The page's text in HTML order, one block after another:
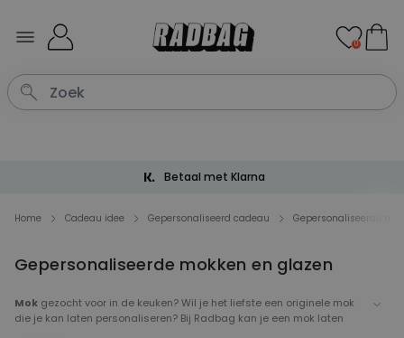
0
Betaal met Klarna
Home Cadeau idee Gepersonaliseerd cadeau Gepersonaliseerde
Gepersonaliseerde mokken en glazen
Mok gezocht voor in de keuken? Wil je het liefste een originele mok
die je kan laten personaliseren? Bij Radbag kan je een mok laten